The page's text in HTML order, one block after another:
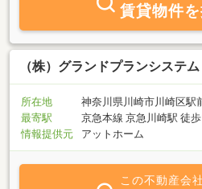
賃貸物件
（株）グランドプランシステム
所在地
神奈川県川崎市川崎区駅
最寄駅
京急本線 京急川崎駅 徒
情報提供元
アットホーム
この不動産会